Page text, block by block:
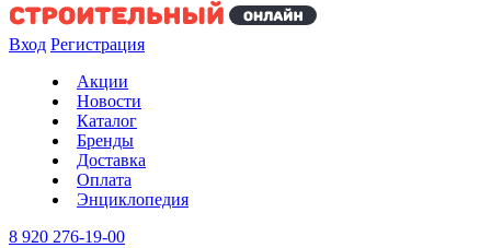
Вход Регистрация
Акции
Новости
Каталог
Бренды
Доставка
Оплата
Энциклопедия
8 920 276-19-00